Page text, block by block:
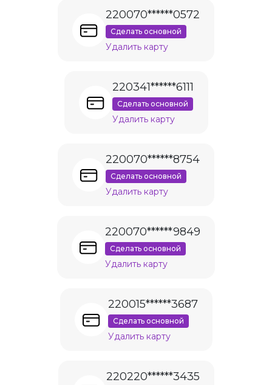
220070******0572
Сделать основной
Удалить карту
220341******6111
Сделать основной
Удалить карту
220070******8754
Сделать основной
Удалить карту
220070******9849
Сделать основной
Удалить карту
220015******3687
Сделать основной
Удалить карту
220220******3435